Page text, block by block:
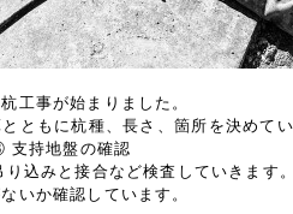
工事が始まりました。
ともに杭種、長さ、箇所を決めて
支持地盤の確認
込みと接合など検査していきます
いか確認しています。